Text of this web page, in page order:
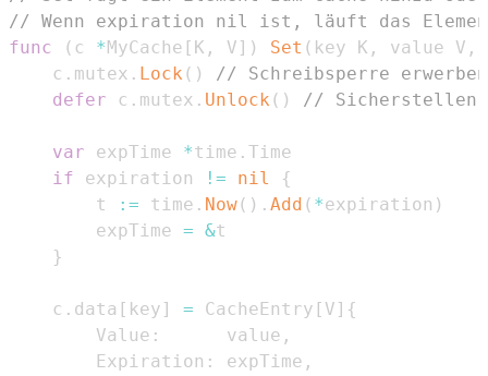
// Wenn expiration nil ist, läuft das
func
( c * MyCache [ K , V ] ) Set ( key K , value V ,
	c
. mutex . Lock ( )
// Schreibsperre erwerben
defer c . mutex . Unlock ( ) // Sicherstellen,
var expTime *time .
if expiration != nil
{
		t
:= time . Now( ) . Add ( *expiration )
		expTime
= &
}
	c
. data [ key ] = CacheEntry [ V ] {
		Value
:
      value
,
		Expiration
: expTime ,